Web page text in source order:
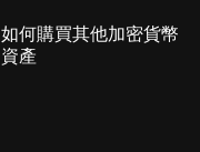
如何購買其他加密貨幣
資產